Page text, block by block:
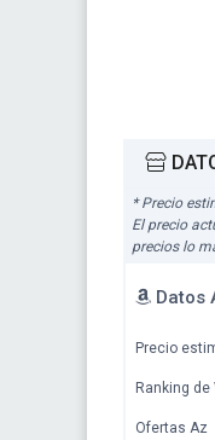
* Precio
El precio
precios lo
Datos
Precio
Ranking
Ofertas Az